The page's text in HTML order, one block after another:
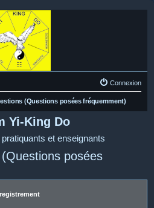
Connexion
(Questions posées fréquemment)
Yi-King Do
et enseignants
posées